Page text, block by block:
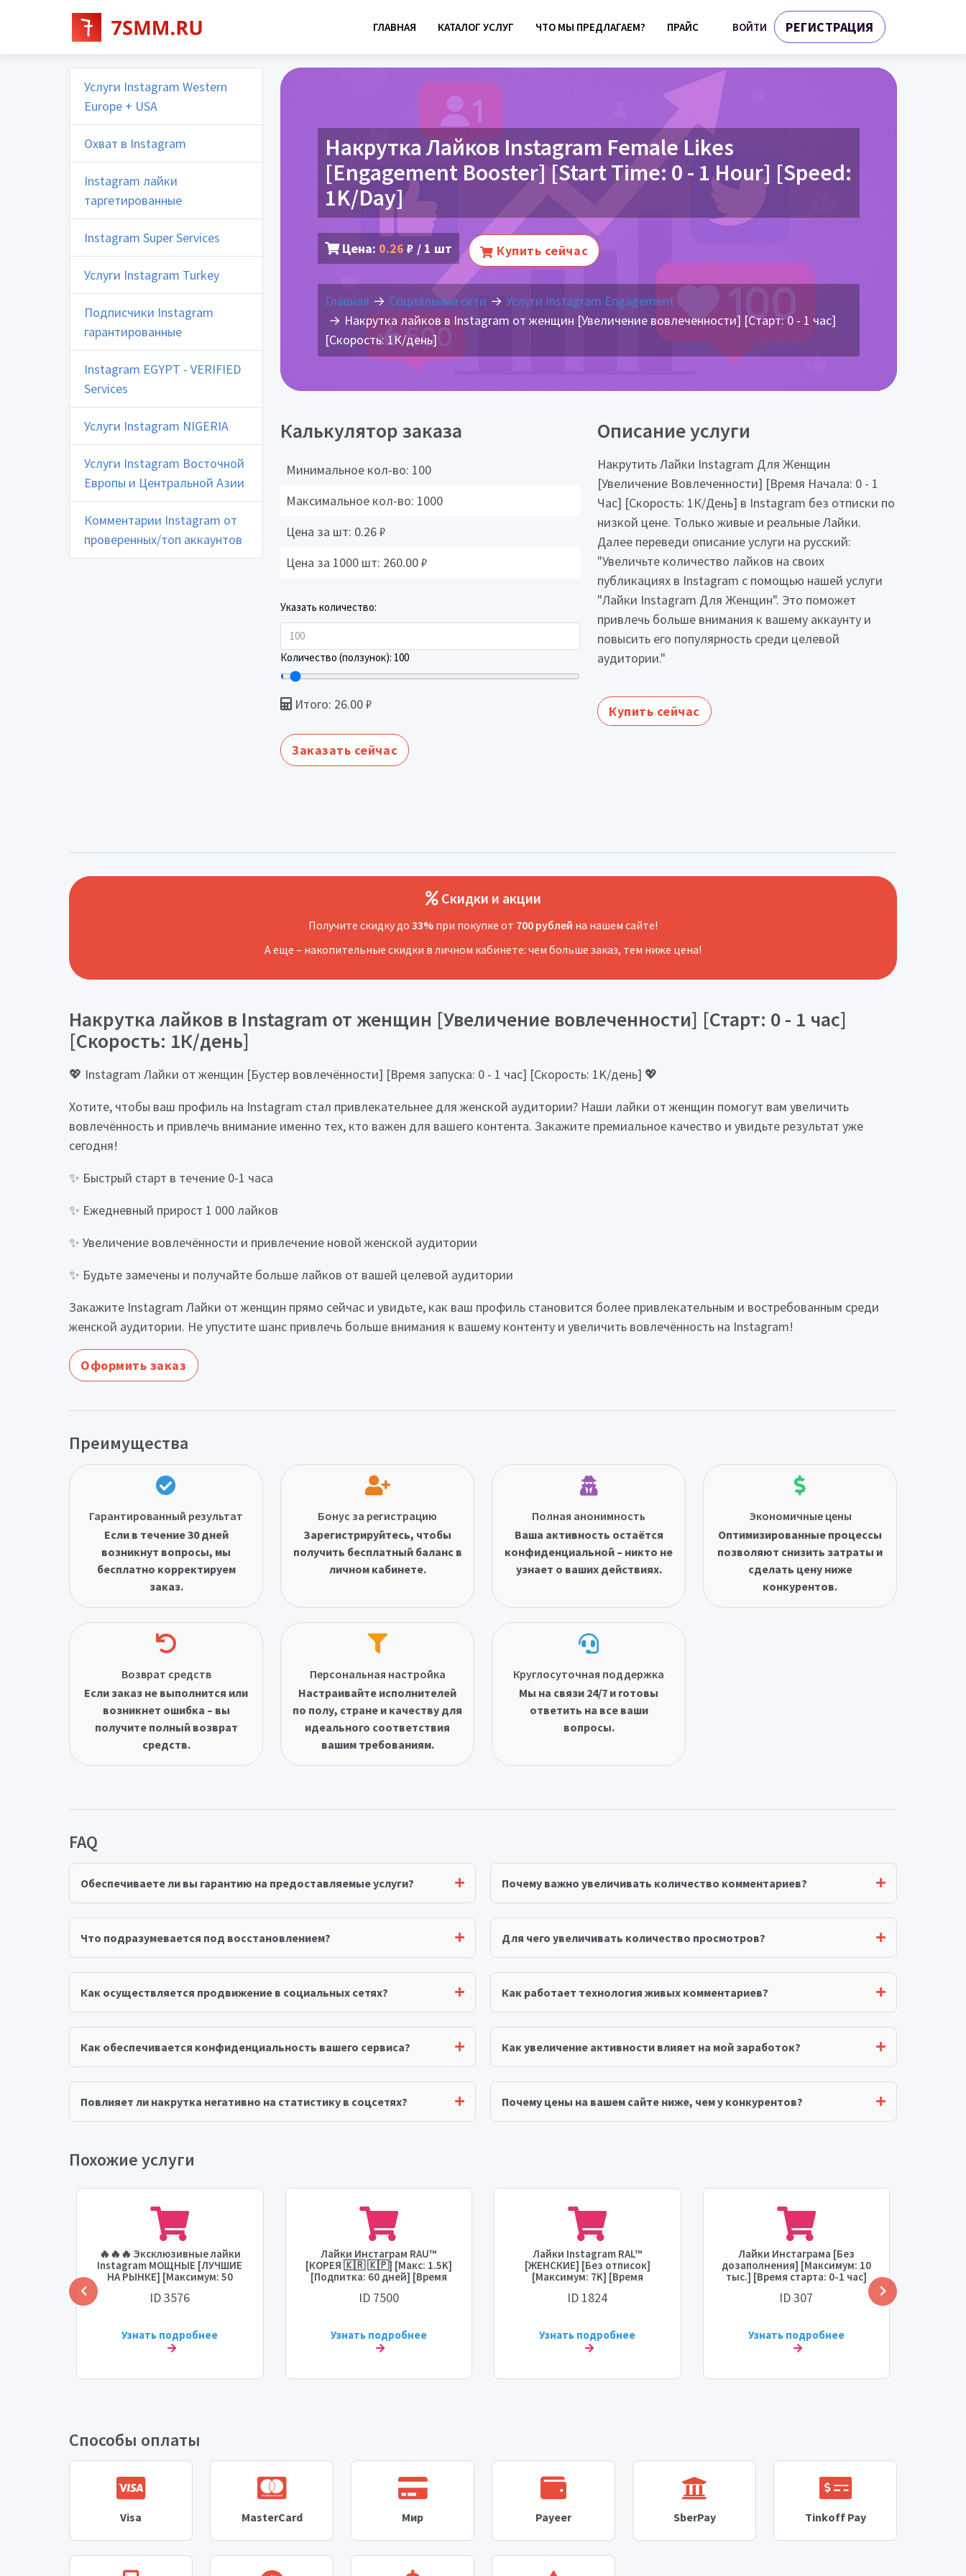
ГЛАВНАЯ КАТАЛОГ УСЛУГ ЧТО МЫ ПРЕДЛАГАЕМ? ПРАЙС ВОЙТИ РЕГИСТРАЦИЯ
Услуги Instagram Western
Europe + USA
Охват в Instagram
Instagram лайки
таргетированные
Instagram Super Services
Услуги Instagram Turkey
Подписчики Instagram
гарантированные
Instagram EGYPT - VERIFIED
Services
Услуги Instagram NIGERIA
Услуги Instagram Восточной
Европы и Центральной Азии
Комментарии Instagram от
проверенных/топ аккаунтов
Накрутка Лайков Instagram Female Likes
[Engagement Booster] [Start Time: 0 - 1 Hour] [Speed:
1K/Day]
Цена: 0.26 ₽ / 1 шт Купить сейчас
Главная Социальные сети
Услуги Instagram Engagement
Накрутка лайков в Instagram от женщин [Увеличение вовлеченности] [Старт: 0 - 1 час]
[Скорость: 1К/день]
Калькулятор заказа
Минимальное кол-во: 100
Максимальное кол-во: 1000
Цена за шт: 0.26₽
Цена за 1000 шт: 260.00₽
Указать количество:
Количество (ползунок): 100
Итого: 26.00₽
Заказать сейчас
Описание услуги
Накрутить Лайки Instagram Для Женщин
[Увеличение Вовлеченности] [Время Начала: 0 - 1
Час] [Скорость: 1К/День] в Instagram без отписки по
низкой цене. Только живые и реальные Лайки.
Далее переведи описание услуги на русский:
"Увеличьте количество лайков на своих
публикациях в Instagram с помощью нашей услуги
"Лайки Instagram Для Женщин". Это поможет
привлечь больше внимания к вашему аккаунту и
повысить его популярность среди целевой
аудитории."
Купить сейчас
Скидки и акции
Получите скидку до 33% при покупке от 700 рублей на нашем сайте!
А еще – накопительные скидки в личном кабинете: чем больше заказ, тем ниже цена!
Накрутка лайков в Instagram от женщин [Увеличение вовлеченности] [Старт: 0 - 1 час]
[Скорость: 1К/день]
💖 Instagram Лайки от женщин [Бустер вовлечённости] [Время запуска: 0 - 1 час] [Скорость: 1K/день] 💖
Хотите, чтобы ваш профиль на Instagram стал привлекательнее для женской аудитории? Наши лайки от женщин помогут вам увеличить
вовлечённость и привлечь внимание именно тех, кто важен для вашего контента. Закажите премиальное качество и увидьте результат уже
сегодня!
✨ Быстрый старт в течение 0-1 часа
✨ Ежедневный прирост 1 000 лайков
✨ Увеличение вовлечённости и привлечение новой женской аудитории
✨ Будьте замечены и получайте больше лайков от вашей целевой аудитории
Закажите Instagram Лайки от женщин прямо сейчас и увидьте, как ваш профиль становится более привлекательным и востребованным среди
женской аудитории. Не упустите шанс привлечь больше внимания к вашему контенту и увеличить вовлечённость на Instagram!
Оформить заказ
Преимущества
Гарантированный результат
Если в течение 30 дней
возникнут вопросы, мы
бесплатно корректируем
заказ.
Бонус за регистрацию
Зарегистрируйтесь, чтобы
получить бесплатный баланс в
личном кабинете.
Полная анонимность
Ваша активность остаётся
конфиденциальной – никто не
узнает о ваших действиях.
Экономичные цены
Оптимизированные процессы
позволяют снизить затраты и
сделать цену ниже
конкурентов.
Возврат средств
Если заказ не выполнится или
возникнет ошибка – вы
получите полный возврат
средств.
Персональная настройка
Настраивайте исполнителей
по полу, стране и качеству для
идеального соответствия
вашим требованиям.
Круглосуточная поддержка
Мы на связи 24/7 и готовы
ответить на все ваши
вопросы.
FAQ
Обеспечиваете ли вы гарантию на предоставляемые услуги? Почему важно увеличивать количество комментариев?
Что подразумевается под восстановлением? Для чего увеличивать количество просмотров?
Как осуществляется продвижение в социальных сетях? Как работает технология живых комментариев?
Как обеспечивается конфиденциальность вашего сервиса? Как увеличение активности влияет на мой заработок?
Повлияет ли накрутка негативно на статистику в соцсетях? Почему цены на вашем сайте ниже, чем у конкурентов?
Похожие услуги
🔥🔥🔥 Эксклюзивные лайки
Instagram МОЩНЫЕ [ЛУЧШИЕ
НА РЫНКЕ] [Максимум: 50
тыс.] [Время старта: 0-1 час]
[Скорость: 20 тыс./день] 🔥🔥
ID 3576
Узнать подробнее
Лайки Инстаграм RAU™
[КОРЕЯ 🇰🇷 🇰🇵] [Макс: 1.5K]
[Подпитка: 60 дней] [Время
старта: 0 - 1 час] [Скорость:
1.5K/день] 💧
ID 7500
Узнать подробнее
Лайки Instagram RAL™
[ЖЕНСКИЕ] [Без отписок]
[Максимум: 7K] [Время
старта: 0-8 часов] [Скорость:
2K/день] ⚡💧
ID 1824
Узнать подробнее
Лайки Инстаграма [Без
дозаполнения] [Максимум: 10
тыс.] [Время старта: 0-1 час]
[Скорость: 2-5 тыс./день] 🔥
🔥🔥🔥💧
ID 307
Узнать подробнее
Способы оплаты
Visa MasterCard Мир Payeer SberPay Tinkoff Pay